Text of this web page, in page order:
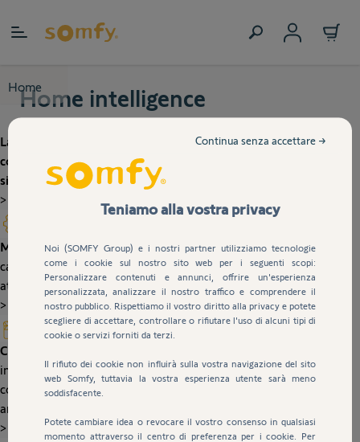
Home
Home intelligence
La casa intelligente di SOMFY é l'esperienza domotica più
completa sul mercato, l'unica all'altezza delle tue aspettative:
sicurezza, ambiente, clima e accessi
>
MOTORIZZA: tende da sole, tapparelle, tende, porte di garage,
cancelli ...ogni giorno, con Somfy, dai vita a una vasta gamma di
attrezzature.
>
CONNETTI
intelligenza alle performance dei tuoi automatismi: oggetti
connessi,controllo vocale, geolocalizzazione e molto altro
ancora!
>
Teniamo alla vostra privacy
Noi (SOMFY Group) e i nostri partner utilizziamo tecnologie
come i cookie sul nostro sito web per i seguenti scopi:
Personalizzare contenuti e annunci, offrire un'esperienza
personalizzata, analizzare il nostro traffico e comprendere il
nostro pubblico. Rispettiamo il vostro diritto alla privacy e potete
scegliere di accettare, controllare o rifiutare l'uso di alcuni tipi di
cookie o servizi forniti da terzi.
Il rifiuto dei cookie non influirà sulla vostra navigazione del sito
web Somfy, tuttavia la vostra esperienza utente sarà meno
soddisfacente.
Potete cambiare idea o revocare il vostro consenso in qualsiasi
momento attraverso il centro di preferenza per i cookie. Per
Continua senza accettare →